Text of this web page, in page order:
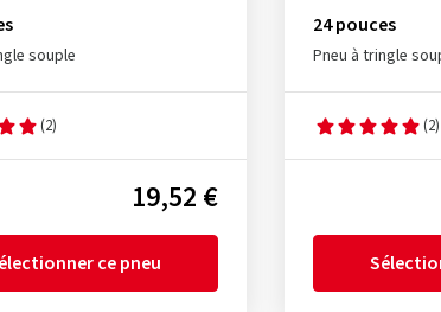
souple
(2)
19,52 €
ce pneu
24 pouces
Pneu à tringle
(2)